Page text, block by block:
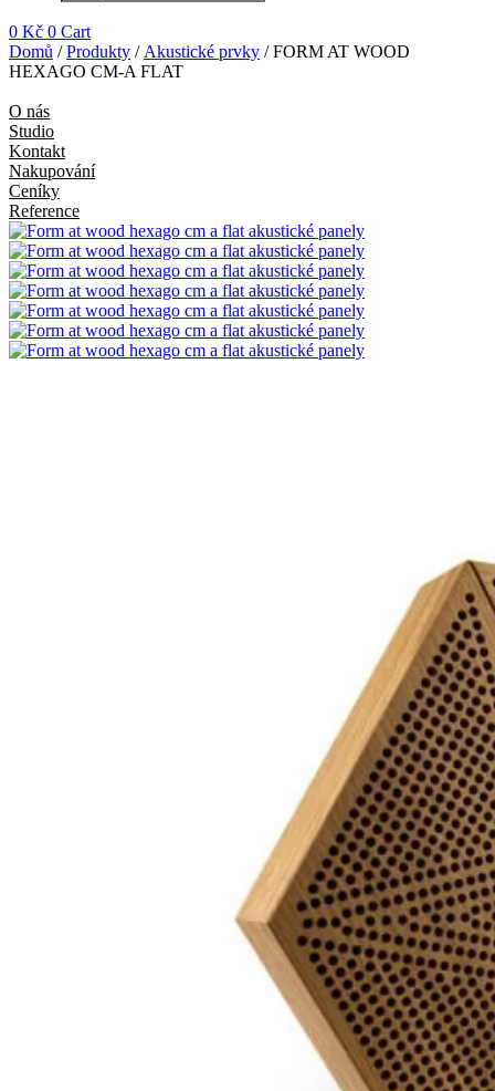
0 Kč 0 Cart
Domů /Produkty / Akustické prvky / FORM AT WOOD
HEXAGO CM-A FLAT
O nás
Studio
Kontakt
Nakupování
Ceníky
Reference